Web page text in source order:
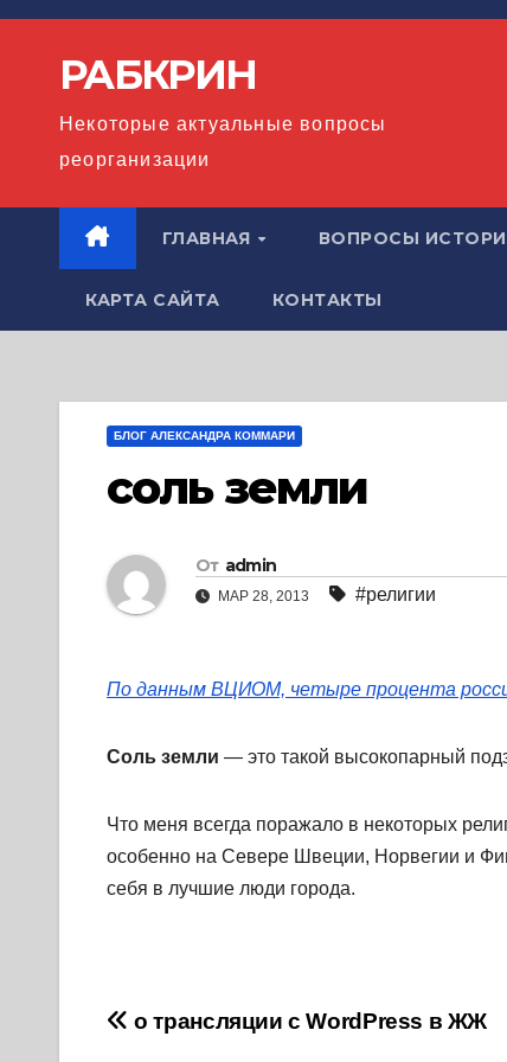
Перейти
содержимомуРАБКРИН
Некоторые актуальные вопросы
реорганизации
ГЛАВНАЯ ВОПРОСЫ
КАРТА САЙТА КОНТАКТЫ
БЛОГ АЛЕКСАНДРА КОММАРИ
соль земли
От admin
МАР 28, 2013 #религии
По данным ВЦИОМ, четыре процента
Соль земли — это такой высокопарный
Что меня всегда поражало в некоторых
особенно на Севере Швеции, Норвегии и
себя в лучшие люди города.
Навигация
о трансляции с WordPress в ЖЖ